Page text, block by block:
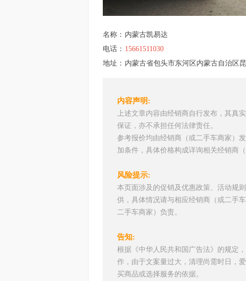
名称： 内蒙古凯易达
电话： 15661511030
地址： 内蒙古省包头市东河区内蒙古自治区
内容声明:
上述文章内容由经销商自行发布，其真
保证，亦不承担任何法律责任。
参考报价均由经销商（或二手车商家）
加条件，具体价格构成详询相关经销商（
风险提示:
本页面涉及的促销及优惠政策、活动规
供，具体情况请与相应经销商（或二手
二手车商家）负责。
告知:
根据《中华人民共和国广告法》的规定
作，由于文案量过大，清理尚需时日，
买商品或选择服务的依据。